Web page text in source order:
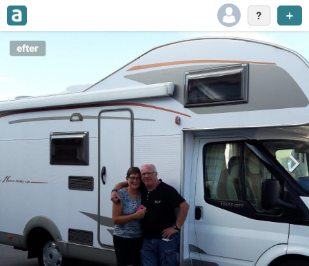
efter